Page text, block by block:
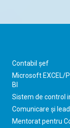
Contabil șef
Microsoft EXCEL/
BI
Sistem de control
Comunicare și
Mentorat pentru